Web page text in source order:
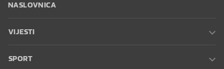
NASLOVNICA
VIJESTI
SPORT